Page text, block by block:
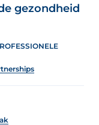
gezondheid